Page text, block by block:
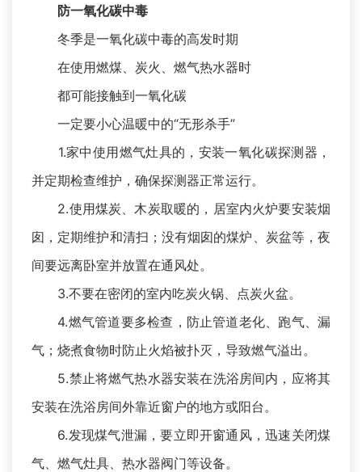
防一氧化碳中毒
冬季是一氧化碳中毒的高发时期
在使用燃煤、炭火、燃气热水器时
都可能接触到一氧化碳
一定要小心温暖中的“无形杀手”
1.家中使用燃气灶具的，安装一氧化碳探测器，
并定期检查维护，确保探测器正常运行。
2.使用煤炭、木炭取暖的，居室内火炉要安装烟
囱，定期维护和清扫；没有烟囱的煤炉、炭盆等，夜
间要远离卧室并放置在通风处。
3.不要在密闭的室内吃炭火锅、点炭火盆。
4.燃气管道要多检查，防止管道老化、跑气、漏
气；烧煮食物时防止火焰被扑灭，导致燃气溢出。
5.禁止将燃气热水器安装在洗浴房间内，应将其
安装在洗浴房间外靠近窗户的地方或阳台。
6.发现煤气泄漏，要立即开窗通风，迅速关闭煤
气、燃气灶具、热水器阀门等设备。